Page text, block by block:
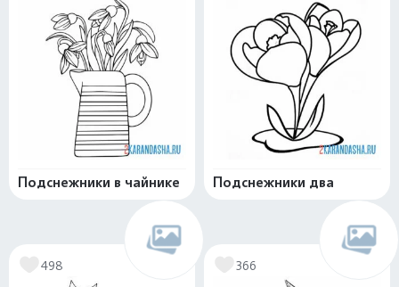
Подснежники в чайнике Подснежники два
498 366